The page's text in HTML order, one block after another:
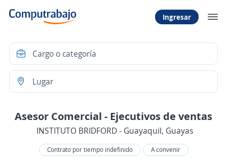
Ingresar
Asesor Comercial - Ejecutivos de ventas
INSTITUTO BRIDFORD - Guayaquil, Guayas
Contrato por tiempo indefinido
A convenir